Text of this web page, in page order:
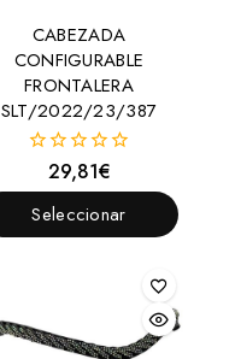
CABEZADA
CONFIGURABLE
FRONTALERA
SLT/2022/23/387
fuera
de
5
29,81€
Seleccionar